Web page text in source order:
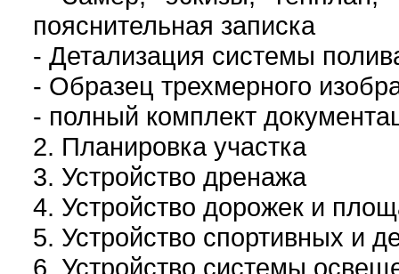
пояснительная записка
- Детализация системы
- Образец трехмерного
- полный комплект
2. Планировка участка
3. Устройство дренажа
4. Устройство дорожек и
5. Устройство спортивных и
6. Устройство системы